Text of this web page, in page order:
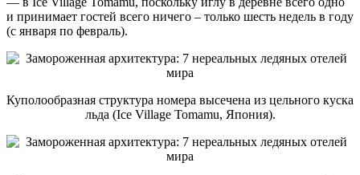
и принимает гостей всего ничего – только шесть недель в году
(с января по февраль).
Куполообразная структура номера высечена из цельного куска
льда (Ice Village Tomamu, Япония).